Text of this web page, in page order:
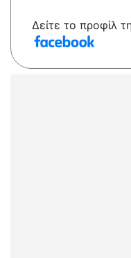
Δείτε το προφίλ